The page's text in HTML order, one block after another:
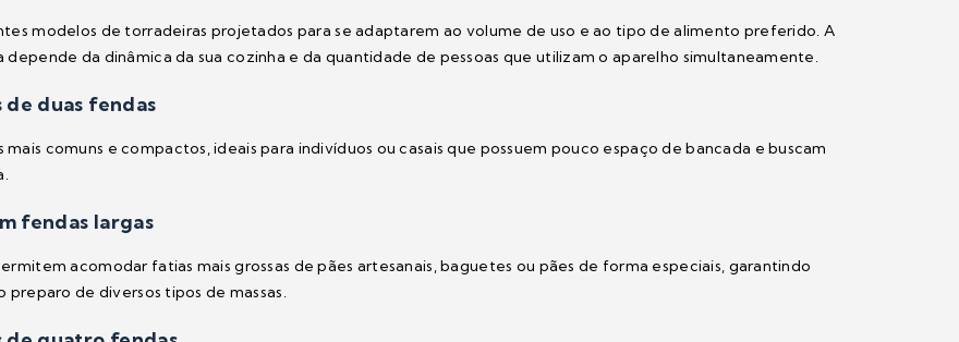
modelos de torradeiras projetados para se adaptarem ao volume de uso e ao tipo de alimento preferido. A
depende da dinâmica da sua cozinha e da quantidade de pessoas que utilizam o aparelho simultaneamente.
duas fendas
mais comuns e compactos, ideais para indivíduos ou casais que possuem pouco espaço de bancada e buscam
fendas largas
acomodar fatias mais grossas de pães artesanais, baguetes ou pães de forma especiais, garantindo
preparo de diversos tipos de massas.